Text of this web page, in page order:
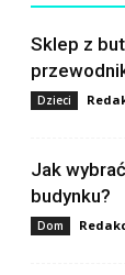
Sklep z
Dzieci
Jak
budynku?
Dom